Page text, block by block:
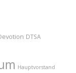
DTSA
Hauptvorstand